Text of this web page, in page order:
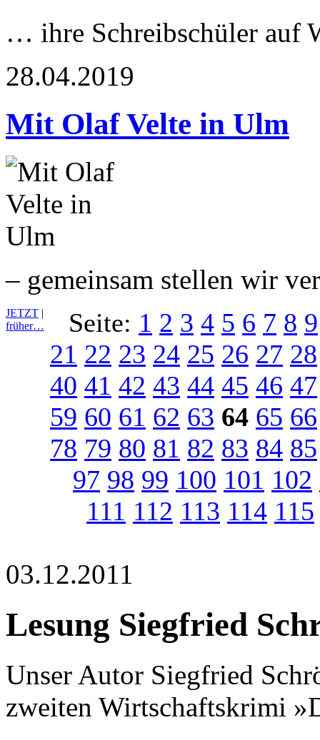
… ihre Schreibschüler auf
28.04.2019
Mit Olaf Velte in Ulm
– gemeinsam stellen wir
JETZT |
früher…
Seite: 1 2 3 4 5 6 7 8 9
21 22 23 24 25 26 27 28
40 41 42 43 44 45 46 47
59 60 61 62 63 64 65 66
78 79 80 81 82 83 84 85
97 98 99 100 101 102
111 112 113 114 115
03.12.2011
Lesung Siegfried
Unser Autor Siegfried
zweiten Wirtschaftskrimi